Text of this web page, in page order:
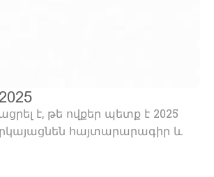
է, թե ովքեր պետք է 2025
հայտարարագիր և